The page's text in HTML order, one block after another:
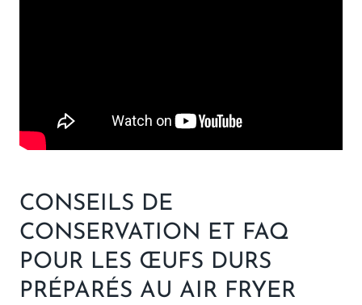
CONSEILS DE
CONSERVATION ET FAQ
POUR LES ŒUFS DURS
PRÉPARÉS AU AIR FRYER